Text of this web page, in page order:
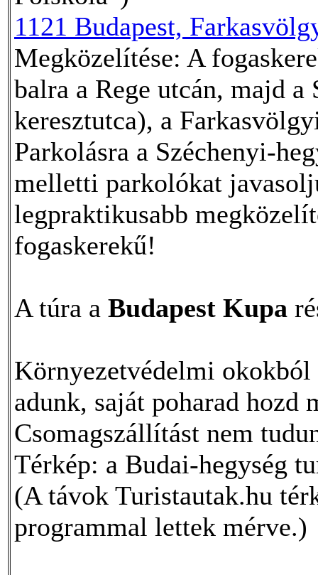
1121 Budapest,
Megközelítése: A
balra a Rege utcán, majd
keresztutca), a
Parkolásra a Széchenyi-
melletti parkolókat
legpraktikusabb
fogaskerekű!
A túra a Budapest Kupa
Környezetvédelmi okokból
adunk, saját poharad hozd
Csomagszállítást nem
Térkép: a Budai-hegység
(A távok Turistautak.hu
programmal lettek mérve.)